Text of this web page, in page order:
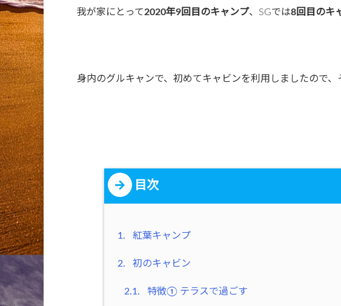
我が家にとって2020年9回目のキャンプ、SGでは8回目のキ
身内のグルキャンで、初めてキャビンを利用しましたので、
目次
1. 紅葉キャンプ
2. 初のキャビン
2.1. 特徴① テラスで過ごす